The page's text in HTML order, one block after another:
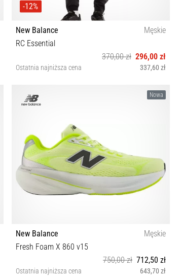
-12%
New Balance
Męskie
RC Essential
370,00 zł 296,00 zł
Ostatnia najniższa cena 337,60 zł
Nowa
New Balance
Męskie
Fresh Foam X 860 v15
750,00 zł 712,50 zł
Ostatnia najniższa cena 643,70 zł